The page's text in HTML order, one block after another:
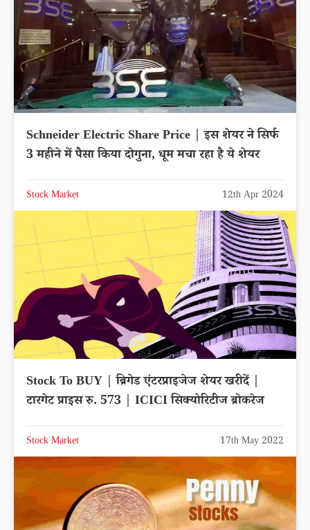
Schneider Electric Share Price | इस शेयर ने सिर्फ
3 महीने में पैसा किया दोगुना, धूम मचा रहा है ये शेयर
Stock Market 12th Apr 2024
Stock To BUY | ब्रिगेड एंटरप्राइजेज शेयर खरीदें |
टारगेट प्राइस रु. 573 | ICICI सिक्योरिटीज ब्रोकरेज
Stock Market 17th May 2022